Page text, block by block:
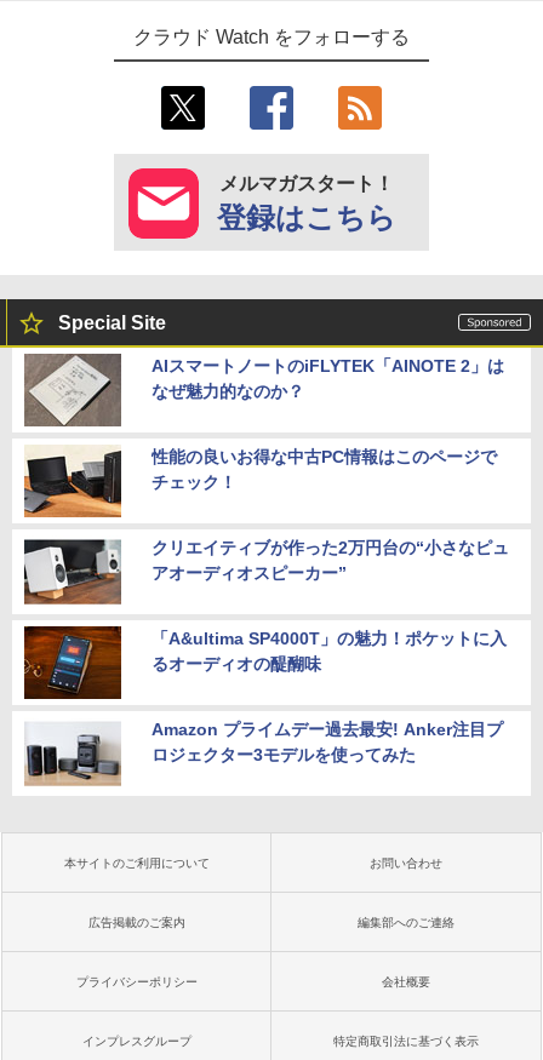
クラウド Watch をフォローする
メルマガスタート！
登録はこちら
Special Site
AIスマートノートのiFLYTEK「AINOTE 2」は
なぜ魅力的なのか？
性能の良いお得な中古PC情報はこのページで
チェック！
クリエイティブが作った2万円台の“小さなピュ
アオーディオスピーカー”
「A&ultima SP4000T」の魅力！ポケットに入
るオーディオの醍醐味
Amazon プライムデー過去最安! Anker注目プ
ロジェクター3モデルを使ってみた
本サイトのご利用について お問い合わせ
広告掲載のご案内 編集部へのご連絡
プライバシーポリシー 会社概要
インプレスグループ 特定商取引法に基づく表示